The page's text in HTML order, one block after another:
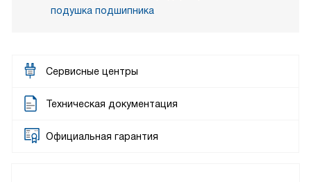
подушка подшипника
Сервисные центры
Техническая документация
Официальная гарантия